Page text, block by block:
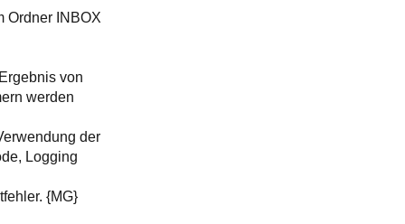
Ordner INBOX
von
werden
der
Logging
{MG}